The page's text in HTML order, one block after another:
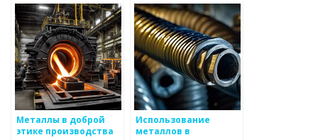
Металлы в доброй
этике производства
Использование
металлов в